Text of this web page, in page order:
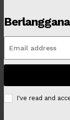
I've read and